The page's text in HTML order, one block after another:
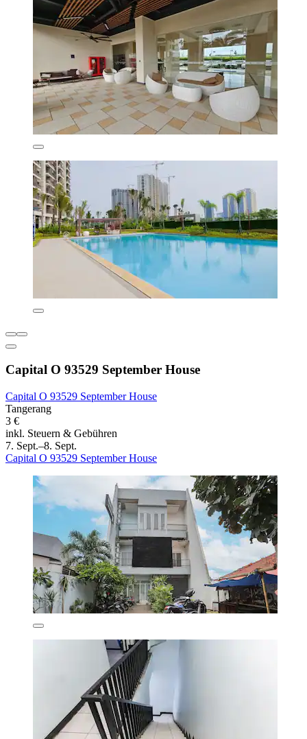
Capital O 93529 September House
Capital O 93529 September House
Tangerang
3 €
inkl. Steuern & Gebühren
7. Sept.–8. Sept.
Capital O 93529 September House